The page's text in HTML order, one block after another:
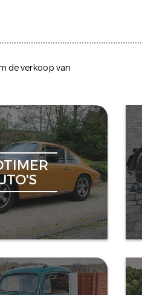
deverkoop van